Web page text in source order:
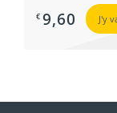
€ 9,60 J'y